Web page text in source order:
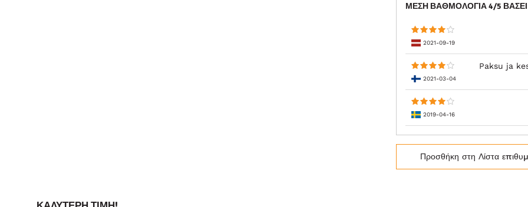
ΜΈΣΗ ΒΑΘΜΟΛΟΓΊΑ4/5 ΒΆΣΕΙ
2021-09-19
2021-03-04
Paksu ja
2019-04-16
Προσθήκη στη Λίστα